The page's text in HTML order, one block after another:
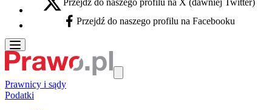
X - otwiera się w nowej karcie
Przejdź do naszego profilu na X (dawniej Twitter)
Facebook - otwiera się w nowej karcie
Przejdź do naszego profilu na Facebooku
Prawnicy i sądy
Podatki